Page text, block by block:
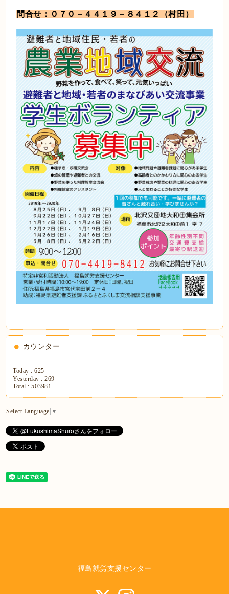
問合せ：０７０－４４１９－８４１２（村田）
カウンター
Today :625
Yesterday :269
Total :503981
Select Language ▼
福島就労支援センター